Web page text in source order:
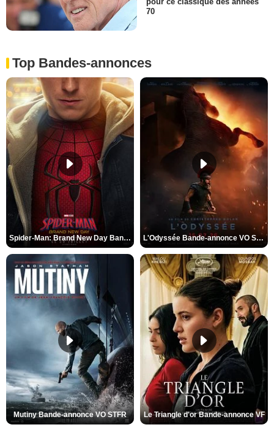
70
Top Bandes-annonces
Spider-Man: Brand New Day Bande-annonce VO STFR L'Odyssée Bande-annonce VO STFR
Mutiny Bande-annonce VO STFR Le Triangle d'or Bande-annonce VF